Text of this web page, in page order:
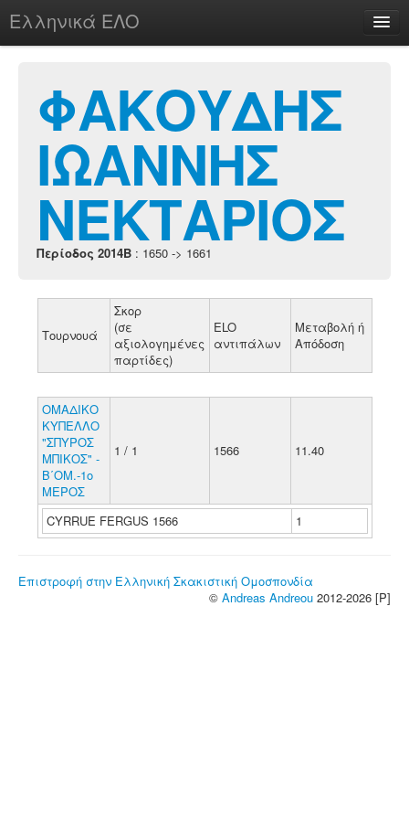
Ελληνικά ΕΛΟ
chesstu.be @ discord
Login
ΦΑΚΟΥΔΗΣ
ΙΩΑΝΝΗΣ
ΝΕΚΤΑΡΙΟΣ
Περίοδος 2014B : 1650 -> 1661
Τουρνουά
Σκορ
(σε
αξιολογημένες
παρτίδες)
ELO
αντιπάλων
Μεταβολή ή
Απόδοση
ΟΜΑΔΙΚΟ
ΚΥΠΕΛΛΟ
"ΣΠΥΡΟΣ
ΜΠΙΚΟΣ" -
Β΄ΟΜ.-1ο
ΜΕΡΟΣ
1 / 1 1566 11.40
CYRRUE FERGUS 1566 1
Επιστροφή στην Ελληνική Σκακιστική Ομοσπονδία
© Andreas Andreou 2012-2026 [P]